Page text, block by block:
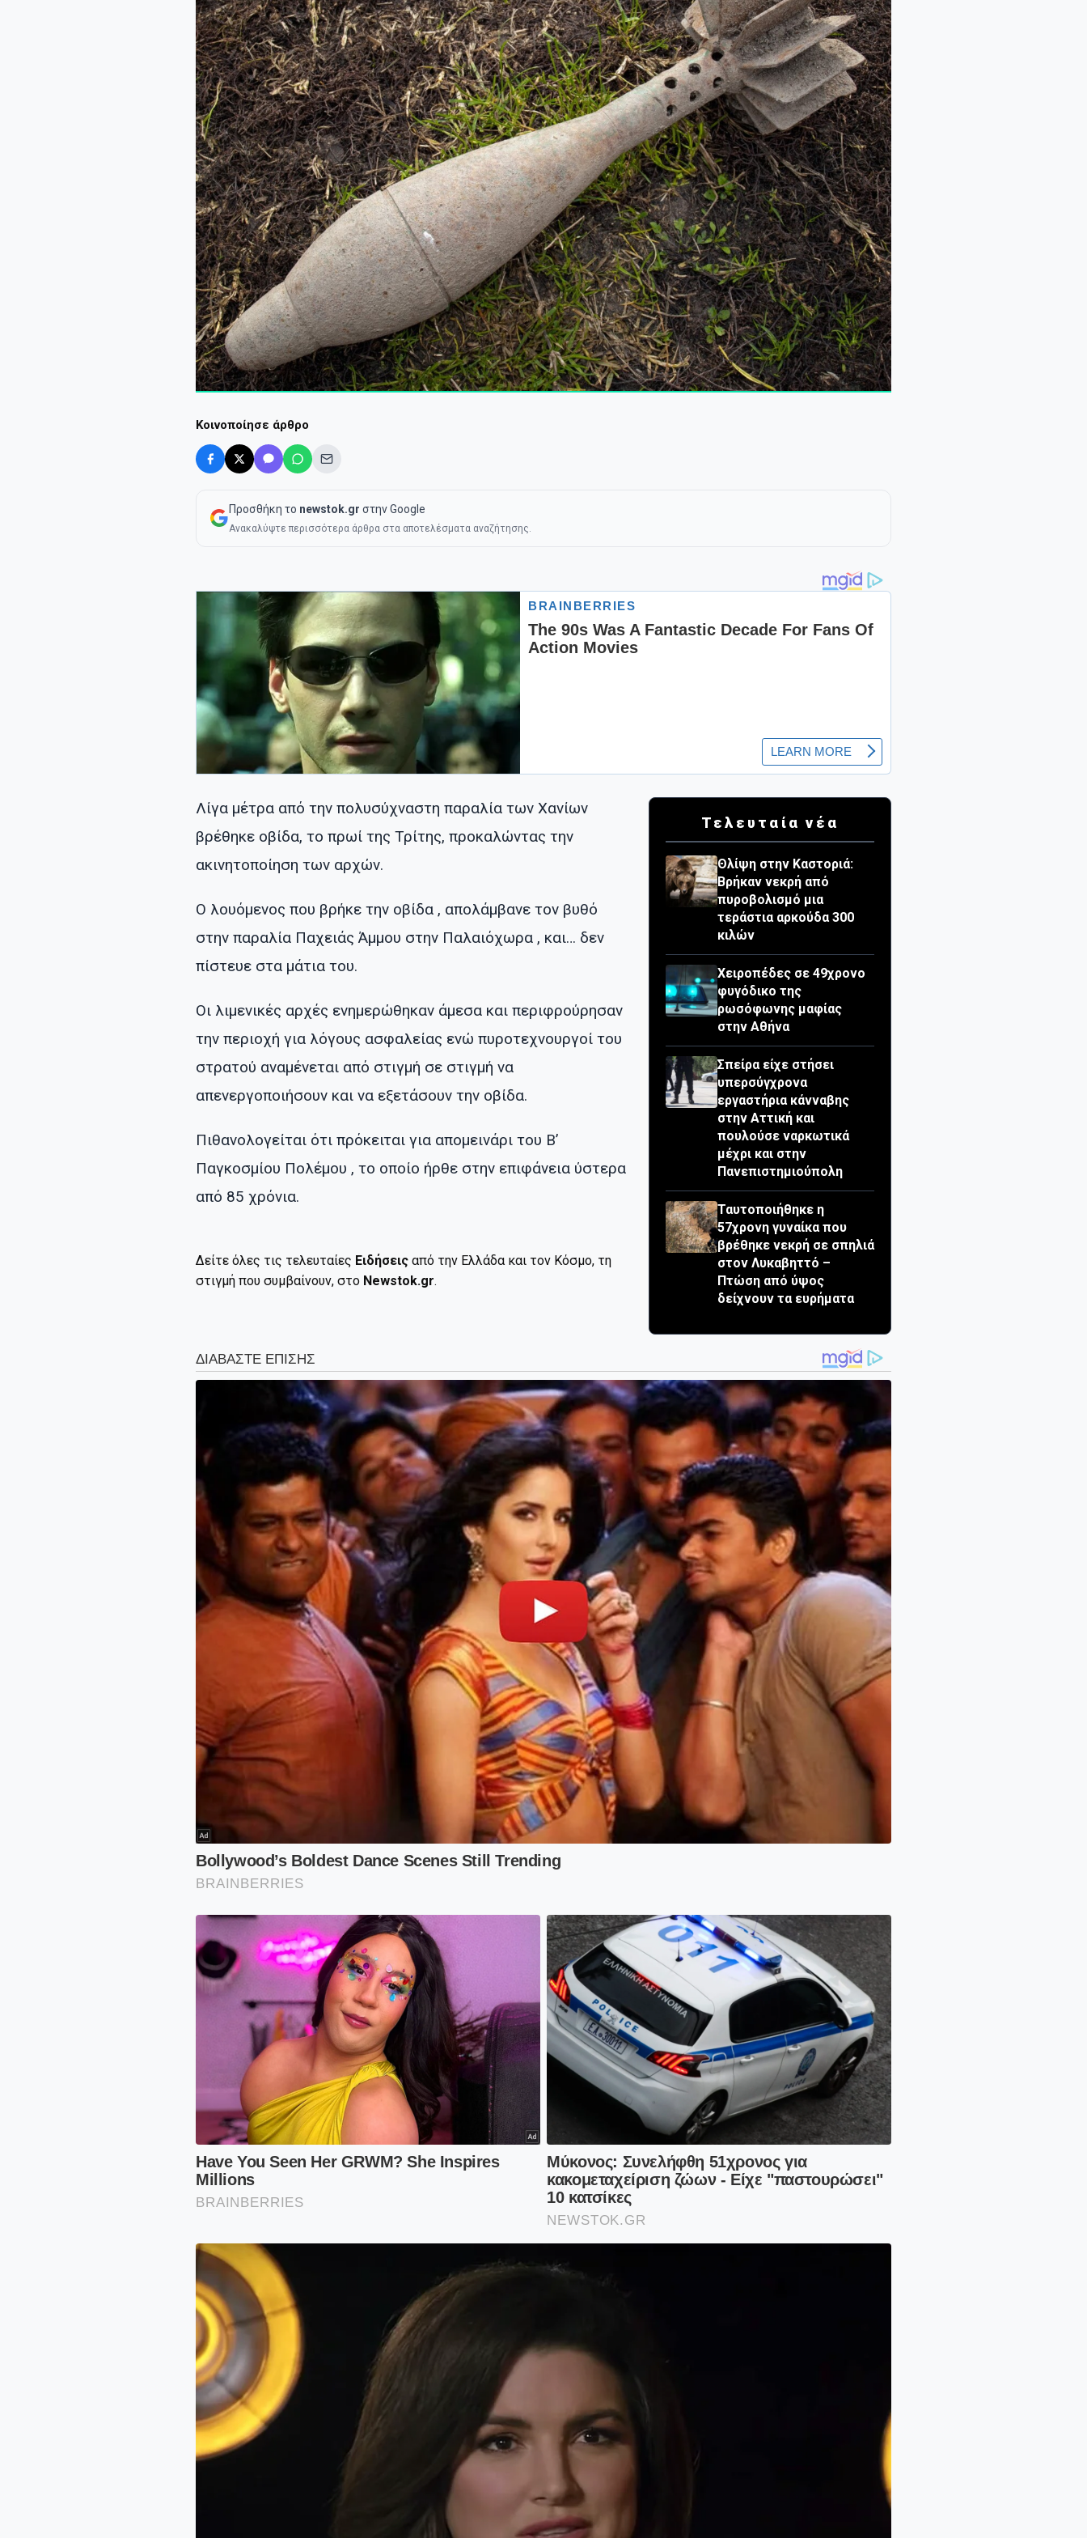
Κοινοποίησε άρθρο
Προσθήκη το newstok.gr στην Google
Ανακαλύψτε περισσότερα άρθρα στα αποτελέσματα αναζήτησης.
Τελευταία νέα
Θλίψη στην Καστοριά:
Βρήκαν νεκρή από
πυροβολισμό μια
τεράστια αρκούδα 300
κιλών
Χειροπέδες σε 49χρονο
φυγόδικο της
ρωσόφωνης μαφίας
στην Αθήνα
Σπείρα είχε στήσει
υπερσύγχρονα
εργαστήρια κάνναβης
στην Αττική και
πουλούσε ναρκωτικά
μέχρι και στην
Πανεπιστημιούπολη
Ταυτοποιήθηκε η
57χρονη γυναίκα που
βρέθηκε νεκρή σε σπηλιά
στον Λυκαβηττό –
Πτώση από ύψος
δείχνουν τα ευρήματα
Λίγα μέτρα από την πολυσύχναστη παραλία των Χανίων
βρέθηκε οβίδα, το πρωί της Τρίτης, προκαλώντας την
ακινητοποίηση των αρχών.
Ο λουόμενος που βρήκε την οβίδα , απολάμβανε τον βυθό
στην παραλία Παχειάς Άμμου στην Παλαιόχωρα , και… δεν
πίστευε στα μάτια του.
Οι λιμενικές αρχές ενημερώθηκαν άμεσα και περιφρούρησαν
την περιοχή για λόγους ασφαλείας ενώ πυροτεχνουργοί του
στρατού αναμένεται από στιγμή σε στιγμή να
απενεργοποιήσουν και να εξετάσουν την οβίδα.
Πιθανολογείται ότι πρόκειται για απομεινάρι του Β’
Παγκοσμίου Πολέμου , το οποίο ήρθε στην επιφάνεια ύστερα
από 85 χρόνια.
Δείτε όλες τις τελευταίες Ειδήσεις από την Ελλάδα και τον Κόσμο, τη
στιγμή που συμβαίνουν, στο Newstok.gr.